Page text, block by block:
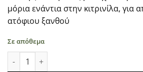
€65.00.είναι:
μόρια ενάντια στην κιτρινίλα, για
ατόφιου ξανθού
Σε απόθεμα
Wella Professionals Blondor Multi